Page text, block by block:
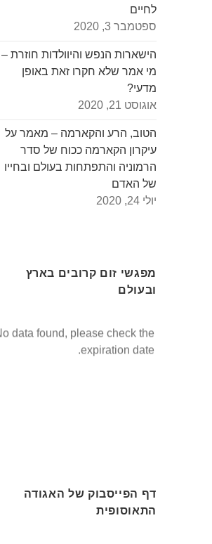
לחיים
ספטמבר 3, 2020
הישארות הנפש והיוולדות חוזרת –
מי אמר שלא חקרו זאת באופן
מדעי?
אוגוסט 21, 2020
הטוב, הרע והקארמה – מאמר על
עיקרון הקארמה ככוח של סדר
הרמוניה והתפתחות בעולם ובחייו
של האדם
יולי 24, 2020
מפגשי זום קרובים בארץ
ובעולם
expiration date.
דף הפייסבוק של האגודה
התאוסופית